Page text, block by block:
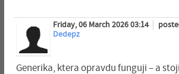
Friday, 06 March 2026 03:14
Dedepz
Generika, ktera opravdu funguji – a